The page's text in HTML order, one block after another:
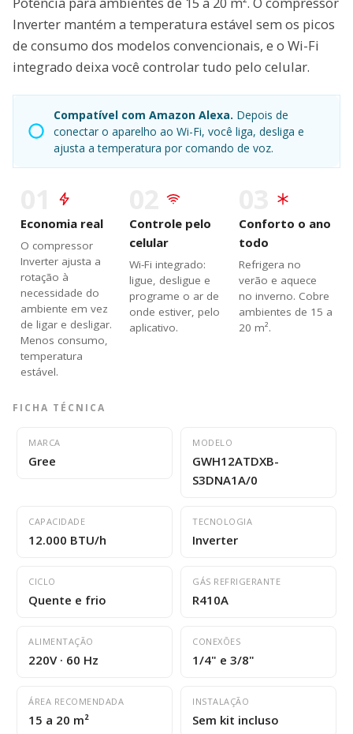
Inverter mantém a temperatura estável sem os picos
de consumo dos modelos convencionais, e o Wi-Fi
integrado deixa você controlar tudo pelo celular.
Compatível com Amazon Alexa. Depois de
conectar o aparelho ao Wi-Fi, você liga, desliga e
ajusta a temperatura por comando de voz.
Economia real
O compressor
Inverter ajusta a
rotação à
necessidade do
ambiente em vez
de ligar e desligar.
Menos consumo,
temperatura
estável.
Controle pelo
celular
Wi-Fi integrado:
ligue, desligue e
programe o ar de
onde estiver, pelo
aplicativo.
Conforto o ano
todo
Refrigera no
verão e aquece
no inverno. Cobre
ambientes de 15 a
20 m².
FICHA TÉCNICA
MARCA
Gree
MODELO
GWH12ATDXB-
S3DNA1A/0
CAPACIDADE
12.000 BTU/h
TECNOLOGIA
Inverter
CICLO
Quente e frio
GÁS REFRIGERANTE
R410A
ALIMENTAÇÃO
220V · 60 Hz
CONEXÕES
1/4" e 3/8"
ÁREA RECOMENDADA
15 a 20 m²
INSTALAÇÃO
Sem kit incluso